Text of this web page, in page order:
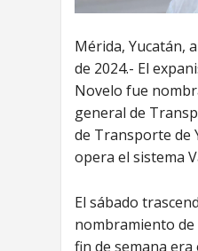
Mérida, Yucatán,
de 2024.- El
Novelo fue
general de
de Transporte de
opera el sistema
El sábado
nombramiento
fin de semana